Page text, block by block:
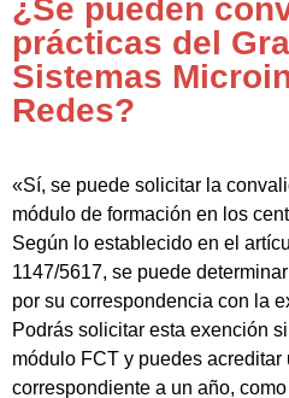
¿Se pueden
prácticas del
Sistemas
Redes?
«Sí, se puede solicitar la
módulo de formación en los
Según lo establecido en el
1147/5617, se puede
por su correspondencia con la
Podrás solicitar esta exención
módulo FCT y puedes acreditar
correspondiente a un año,